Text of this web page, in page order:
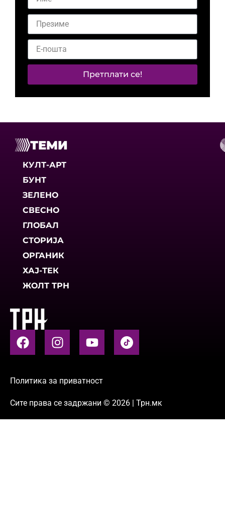
Претплати се!
ТЕМИ
КУЛТ-АРТ
БУНТ
ЗЕЛЕНО
СВЕСНО
ГЛОБАЛ
СТОРИЈА
ОРГАНИК
ХАЈ-ТЕК
ЖОЛТ ТРН
Политика за приватност
Сите права се задржани © 2026 | Трн.мк